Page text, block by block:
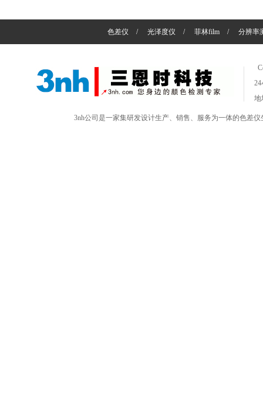
色差仪 / 光泽度仪 / 菲林film / 分辨率
地
3nh公司是一家集研发设计生产、销售、服务为一体的色差